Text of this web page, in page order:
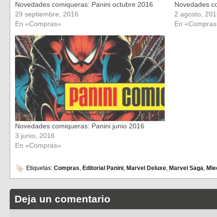
Novedades comiqueras: Panini octubre 2016
29 septiembre, 2016
En «Compras»
Novedades
2 agosto,
En
Novedades comiqueras: Panini junio 2016
3 junio, 2016
En «Compras»
Etiquetas: Compras, Editorial Panini, Marvel Deluxe, Marvel Saga,
Deja un comentario